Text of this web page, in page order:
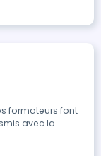
formateurs font
avec la